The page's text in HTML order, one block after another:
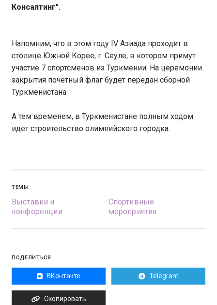
Консалтинг".
Напомним, что в этом году IV Азиада проходит в
столице Южной Корее, г. Сеуле, в котором примут
участие 7 спортсменов из Туркмении. На церемонии
закрытия почетный флаг будет передан сборной
Туркменистана.
А тем временем, в Туркменистане полным ходом
идет строительство олимпийского городка.
ТЕМЫ
Выставки и
конференции
Спортивные
мероприятия
ПОДЕЛИТЬСЯ
ВКонтакте Telegram
Скопировать